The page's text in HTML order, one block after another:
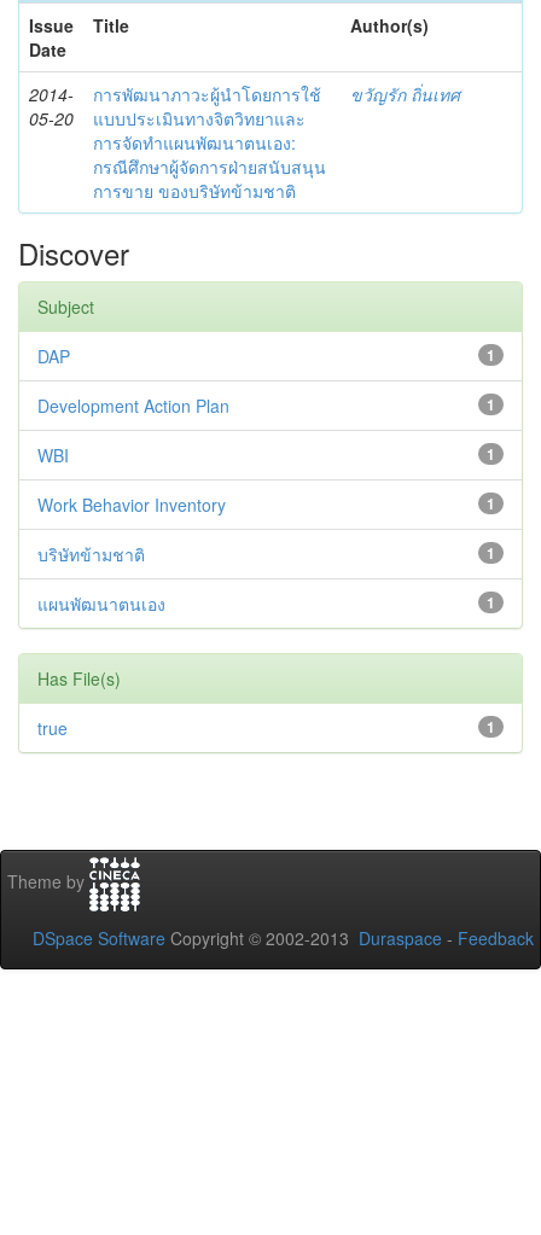
Issue
Date
Title Author(s)
2014-
05-20
การพัฒนาภาวะผู้นำโดยการใช้
แบบประเมินทางจิตวิทยาและ
การจัดทำแผนพัฒนาตนเอง:
กรณีศึกษาผู้จัดการฝ่ายสนับสนุน
การขาย ของบริษัทข้ามชาติ
ขวัญรัก ถิ่นเทศ
Discover
Subject
1
DAP
1
Development Action Plan
1
WBI
1
Work Behavior Inventory
1
บริษัทข้ามชาติ
1
แผนพัฒนาตนเอง
Has File(s)
1
true
Theme by
DSpace Software Copyright © 2002-2013 Duraspace - Feedback